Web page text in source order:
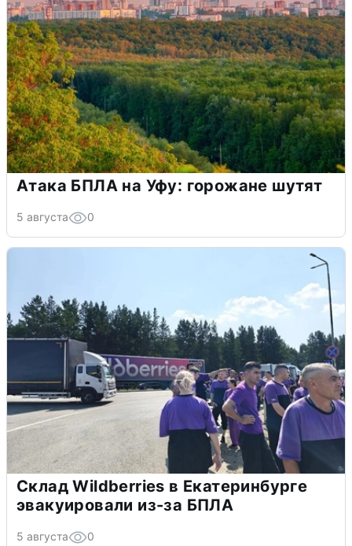
Атака БПЛА на Уфу: горожане шутят
5 августа 0
Склад Wildberries в Екатеринбурге
эвакуировали из-за БПЛА
5 августа 0